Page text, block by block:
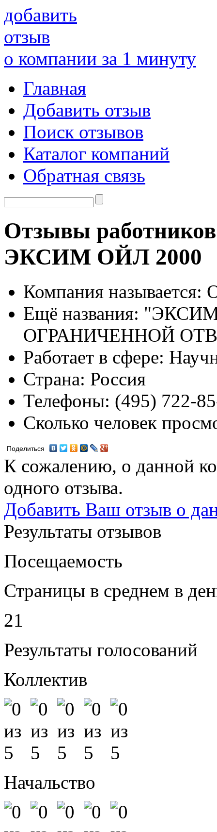
добавить
отзыв
о компании за 1 минуту
Главная
Добавить отзыв
Поиск отзывов
Каталог компаний
Обратная связь
Отзывы
ЭКСИМ ОЙЛ 2000
Компания называется:
Ещё названия:
ОГРАНИЧЕННОЙ
Работает в сфере:
Страна: Россия
Телефоны: (495) 722-
Сколько человек
Поделиться
К сожалению, о данной
одного отзыва.
Добавить Ваш отзыв о
Результаты отзывов
Посещаемость
Страницы в среднем в
21
Результаты голосований
Коллектив
Начальство